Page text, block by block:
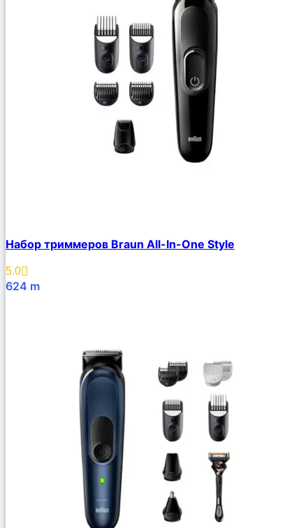
Набор триммеров Braun All-In-One Style
5.0
624 m